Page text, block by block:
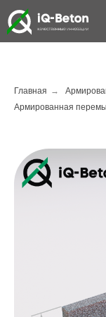
Главная →
Армированная